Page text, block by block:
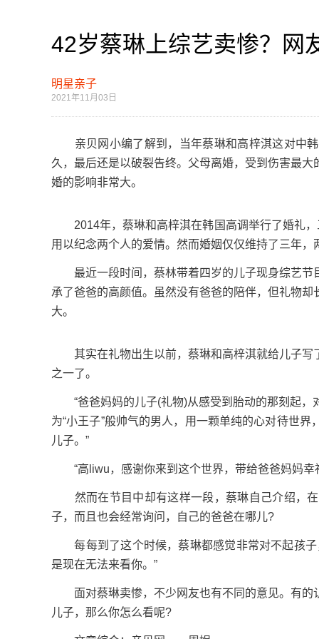
42岁蔡琳上综艺卖惨？网
明星亲子
2021年11月03日
亲贝网小编了解到，当年蔡琳和高梓淇这对中韩
久，最后还是以破裂告终。父母离婚，受到伤害最
婚的影响非常大。
2014年，蔡琳和高梓淇在韩国高调举行了婚礼，
用以纪念两个人的爱情。然而婚姻仅仅维持了三年
最近一段时间，蔡林带着四岁的儿子现身综艺节
承了爸爸的高颜值。虽然没有爸爸的陪伴，但礼物
大。
其实在礼物出生以前，蔡琳和高梓淇就给儿子写
之一了。
“爸爸妈妈的儿子(礼物)从感受到胎动的那刻起，
为“小王子”般帅气的男人，用一颗单纯的心对待世
儿子。”
“高liwu，感谢你来到这个世界，带给爸爸妈妈幸
然而在节目中却有这样一段，蔡琳自己介绍，在
子，而且也会经常询问，自己的爸爸在哪儿?
每每到了这个时候，蔡琳都感觉非常对不起孩子
是现在无法来看你。”
面对蔡琳卖惨，不少网友也有不同的意见。有的
儿子，那么你怎么看呢?